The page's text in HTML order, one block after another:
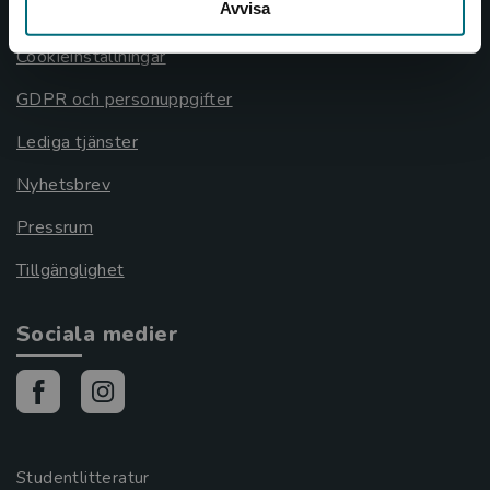
Avvisa
Cookieinställningar
GDPR och personuppgifter
Lediga tjänster
Nyhetsbrev
Pressrum
Tillgänglighet
Sociala medier
Studentlitteratur